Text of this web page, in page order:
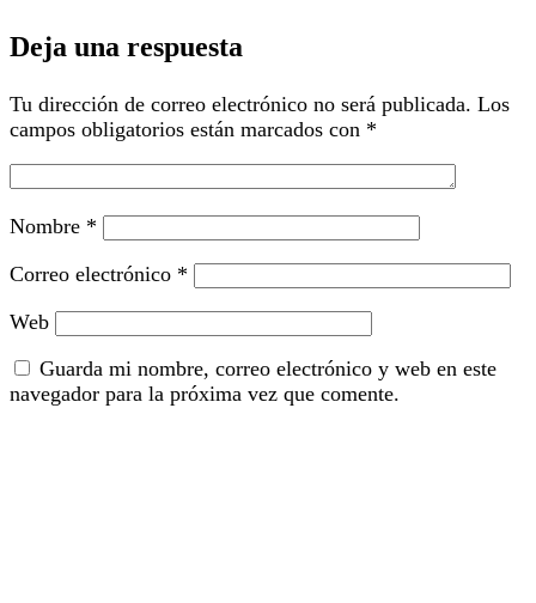
Deja una respuesta
Tu dirección de correo electrónico no será publicada. Los
campos obligatorios están marcados con *
Nombre *
Correo electrónico *
Web
Guarda mi nombre, correo electrónico y web en este
navegador para la próxima vez que comente.